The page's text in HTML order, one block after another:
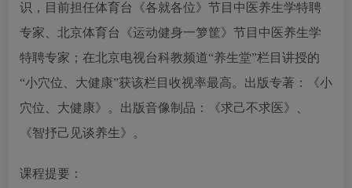
识，目前担任体育台《各就各位》节目中医养生学特聘
专家、北京体育台《运动健身一箩筐》节目中医养生学
特聘专家；在北京电视台科教频道“养生堂”栏目讲授的
“小穴位、大健康”获该栏目收视率最高。出版专著：《小
穴位、大健康》。出版音像制品：《求己不求医》、
《智抒己见谈养生》。
课程提要：